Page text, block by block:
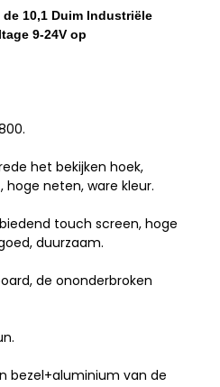
10,1 Duim Industriële
9-24V op
het bekijken hoek,
hoge neten, ware kleur.
touch screen, hoge
duurzaam.
de ononderbroken
bezel+aluminium van de